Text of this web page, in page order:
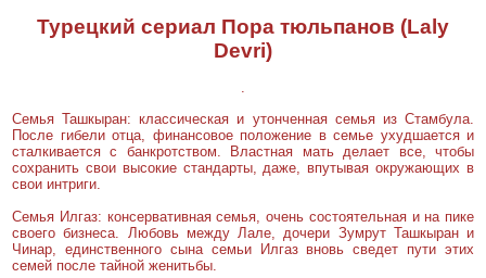
Турецкий сериал Пора тюльпанов (Lalу
Devri)
.
Семья Ташкыран: классическая и утонченная семья из Стамбула.
После гибели отца, финансовое положение в семье ухудшается и
сталкивается с банкротством. Властная мать делает все, чтобы
сохранить свои высокие стандарты, даже, впутывая окружающих в
свои интриги.
Семья Илгаз: консервативная семья, очень состоятельная и на пике
своего бизнеса. Любовь между Лале, дочери Зумрут Ташкыран и
Чинар, единственного сына семьи Илгаз вновь сведет пути этих
семей после тайной женитьбы.